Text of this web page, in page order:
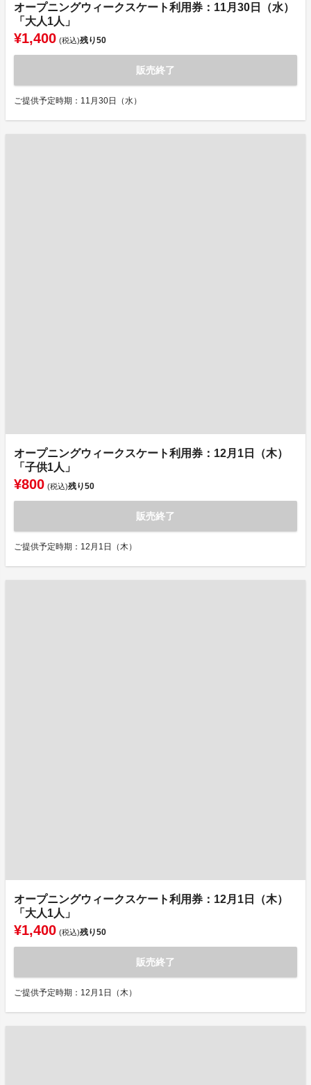
オープニングウィークスケート利用券：11月30日（水）
「大人1人」
¥1,400 (税込)残り50
販売終了
ご提供予定時期：11月30日（水）
オープニングウィークスケート利用券：12月1日（木）
「子供1人」
¥800 (税込)残り50
販売終了
ご提供予定時期：12月1日（木）
オープニングウィークスケート利用券：12月1日（木）
「大人1人」
¥1,400 (税込)残り50
販売終了
ご提供予定時期：12月1日（木）